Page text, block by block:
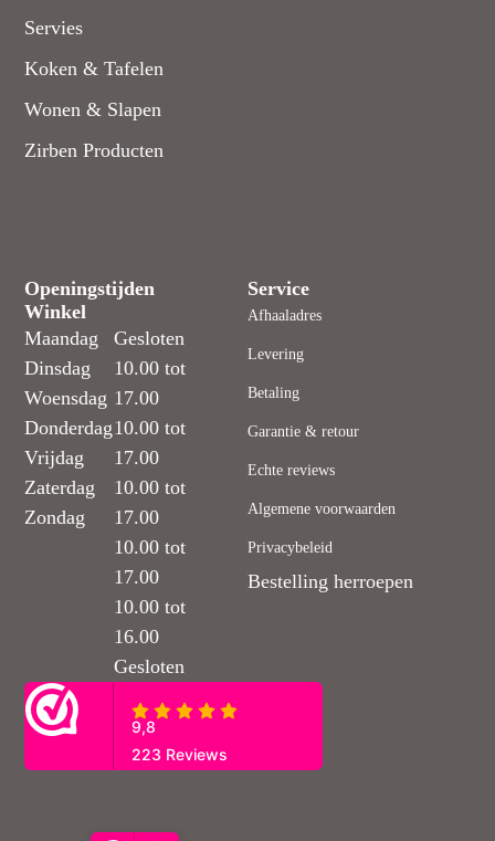
Servies
Koken & Tafelen
Wonen & Slapen
Zirben Producten
Openingstijden
Winkel
Maandag
Dinsdag
Woensdag
Donderdag
Vrijdag
Zaterdag
Zondag
Gesloten
10.00 tot
17.00
10.00 tot
17.00
10.00 tot
17.00
10.00 tot
17.00
10.00 tot
16.00
Gesloten
Service
Afhaaladres
Levering
Betaling
Garantie & retour
Echte reviews
Algemene voorwaarden
Privacybeleid
Bestelling herroepen